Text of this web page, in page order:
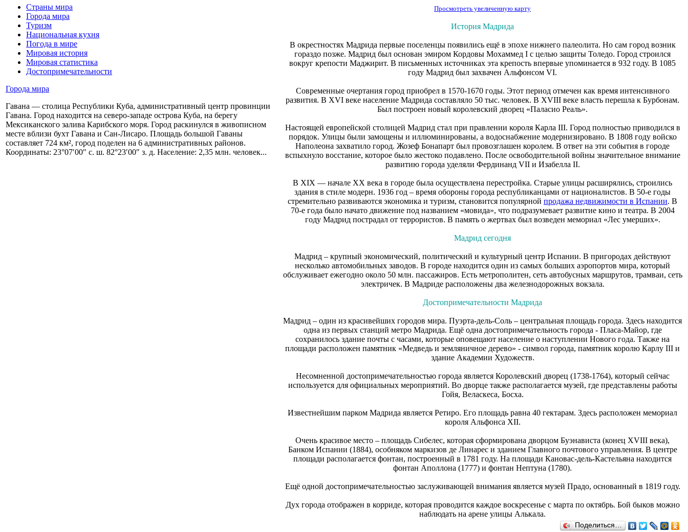
Страны мира
Города мира
Туризм
Национальная кухня
Погода в мире
Мировая история
Мировая статистика
Достопримечательности
Города мира
Гавана — столица Республики Куба, административный центр провинции
Гавана. Город находится на северо-западе острова Куба, на берегу
Мексиканского залива Карибского моря. Город раскинулся в живописном
месте вблизи бухт Гавана и Сан-Лисаро. Площадь большой Гаваны
составляет 724 км², город поделен на 6 административных районов.
Координаты: 23°07′00″ с. ш. 82°23′00″ з. д. Население: 2,35 млн. человек...
Просмотреть увеличенную карту
История Мадрида
В окрестностях Мадрида первые поселенцы появились ещё в эпохе нижнего палеолита. Но сам город возник
гораздо позже. Мадрид был основан эмиром Кордовы Мохаммед I с целью защиты Толедо. Город строился
вокруг крепости Маджирит. В письменных источниках эта крепость впервые упоминается в 932 году. В 1085
году Мадрид был захвачен Альфонсом VI.
Современные очертания город приобрел в 1570-1670 годы. Этот период отмечен как время интенсивного
развития. В XVI веке население Мадрида составляло 50 тыс. человек. В XVIII веке власть перешла к Бурбонам.
Был построен новый королевский дворец «Паласио Реаль».
Настоящей европейской столицей Мадрид стал при правлении короля Карла III. Город полностью приводился в
порядок. Улицы были замощены и иллюминированы, а водоснабжение модернизировано. В 1808 году войско
Наполеона захватило город. Жозеф Бонапарт был провозглашен королем. В ответ на эти события в городе
вспыхнуло восстание, которое было жестоко подавлено. После освободительной войны значительное внимание
развитию города уделяли Фердинанд VII и Изабелла II.
В XIX — начале XX века в городе была осуществлена перестройка. Старые улицы расширялись, строились
здания в стиле модерн. 1936 год – время обороны города республиканцами от националистов. В 50-е годы
стремительно развиваются экономика и туризм, становится популярной продажа недвижимости в Испании. В
70-е года было начато движение под названием «мовида», что подразумевает развитие кино и театра. В 2004
году Мадрид пострадал от террористов. В память о жертвах был возведен мемориал «Лес умерших».
Мадрид сегодня
Мадрид – крупный экономический, политический и культурный центр Испании. В пригородах действуют
несколько автомобильных заводов. В городе находится один из самых больших аэропортов мира, который
обслуживает ежегодно около 50 млн. пассажиров. Есть метрополитен, сеть автобусных маршрутов, трамваи, сеть
электричек. В Мадриде расположены два железнодорожных вокзала.
Достопримечательности Мадрида
Мадрид – один из красивейших городов мира. Пуэрта-дель-Соль – центральная площадь города. Здесь находится
одна из первых станций метро Мадрида. Ещё одна достопримечательность города - Пласа-Майор, где
сохранилось здание почты с часами, которые оповещают население о наступлении Нового года. Также на
площади расположен памятник «Медведь и земляничное дерево» - символ города, памятник королю Карлу III и
здание Академии Художеств.
Несомненной достопримечательностью города является Королевский дворец (1738-1764), который сейчас
используется для официальных мероприятий. Во дворце также располагается музей, где представлены работы
Гойя, Веласкеса, Босха.
Известнейшим парком Мадрида является Ретиро. Его площадь равна 40 гектарам. Здесь расположен мемориал
короля Альфонса XII.
Очень красивое место – площадь Сибелес, которая сформирована дворцом Буэнависта (конец XVIII века),
Банком Испании (1884), особняком маркизов де Линарес и зданием Главного почтового управления. В центре
площади располагается фонтан, построенный в 1781 году. На площади Кановас-дель-Кастельяна находится
фонтан Аполлона (1777) и фонтан Нептуна (1780).
Ещё одной достопримечательностью заслуживающей внимания является музей Прадо, основанный в 1819 году.
Дух города отображен в корриде, которая проводится каждое воскресенье с марта по октябрь. Бой быков можно
наблюдать на арене улицы Алькала.
Поделиться…